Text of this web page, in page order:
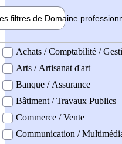
filtres de Domaine pro
professionel
Achats / Comptabilité /
Arts / Artisanat d'art
Banque / Assurance
Bâtiment / Travaux Publics
Commerce / Vente
Communication /